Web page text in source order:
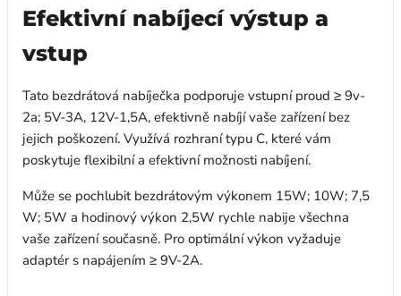
Efektivní nabíjecí výstup a
vstup
Tato bezdrátová nabíječka podporuje vstupní proud ≥ 9v-
2a; 5V-3A, 12V-1,5A, efektivně nabíjí vaše zařízení bez
jejich poškození. Využívá rozhraní typu C, které vám
poskytuje flexibilní a efektivní možnosti nabíjení.
Může se pochlubit bezdrátovým výkonem 15W; 10W; 7,5
W; 5W a hodinový výkon 2,5W rychle nabije všechna
vaše zařízení současně. Pro optimální výkon vyžaduje
adaptér s napájením ≥ 9V-2A.